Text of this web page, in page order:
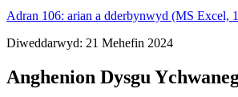
Adran 106: arian a dderbynwyd (MS Excel,
Diweddarwyd: 21 Mehefin 2024
Anghenion Dysgu